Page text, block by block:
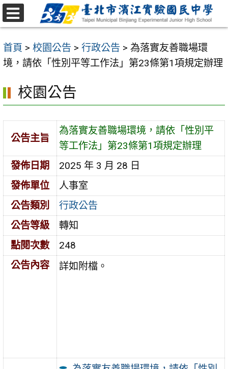
跳
至
要
內
區
首頁 > 校園公告 > 行政公告 > 為落實友善職場環
境，請依「性別平等工作法」第23條第1項規定辦理
校園公告
公告主旨
為落實友善職場環境，請依「性別平
等工作法」第23條第1項規定辦理
發佈日期
2025 年 3 月 28 日
發佈單位
人事室
公告類別
行政公告
公告等級
轉知
點閱次數
248
公告內容
詳如附檔。
選
單